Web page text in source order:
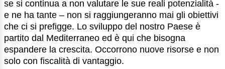
se si continua a non valutare le sue reali potenzialità -
e ne ha tante – non si raggiungeranno mai gli obiettivi
che ci si prefigge. Lo sviluppo del nostro Paese è
partito dal Mediterraneo ed è qui che bisogna
espandere la crescita. Occorrono nuove risorse e non
solo con fiscalità di vantaggio.